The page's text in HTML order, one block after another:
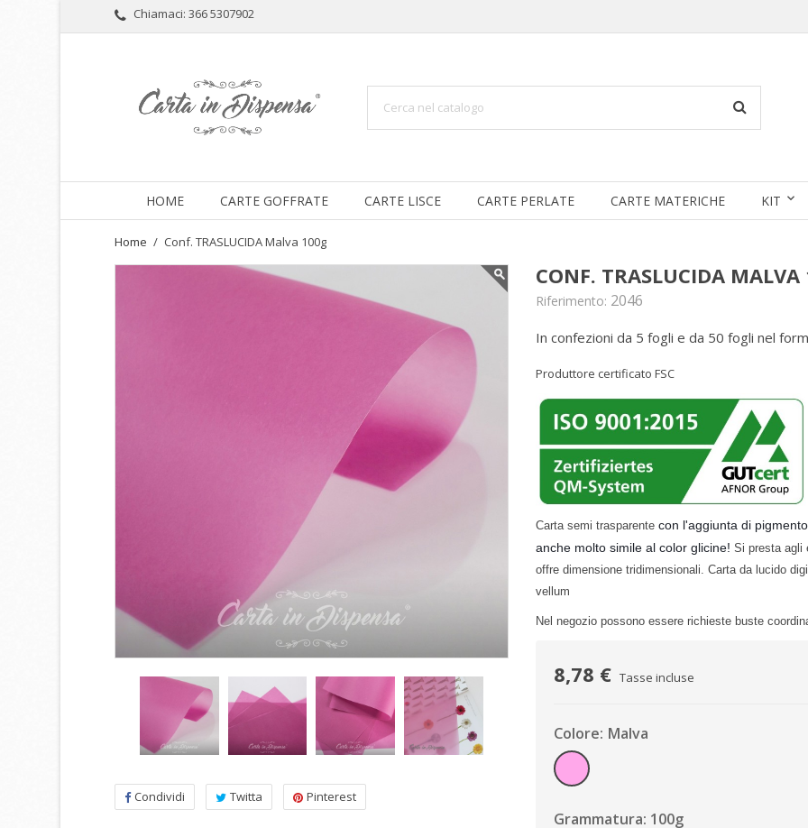
Chiamaci:366 5307902
HOME CARTE GOFFRATE CARTE LISCE CARTE PERLATE CARTE MATERICHE KIT
Home Conf. TRASLUCIDA Malva 100g
Condividi Twitta Pinterest
CONF. TRASLUCIDA MALVA
Riferimento: 2046
In confezioni da 5 fogli e da 50 fogli nel
Produttore certificato FSC
Carta semi trasparente con l'aggiunta di
anche molto simile al color glicine! Si presta agli
offre dimensione tridimensionali. Carta da lucido
vellum
Nel negozio possono essere richieste buste
8,78 € Tasse incluse
Colore: Malva
Malva
Grammatura: 100g